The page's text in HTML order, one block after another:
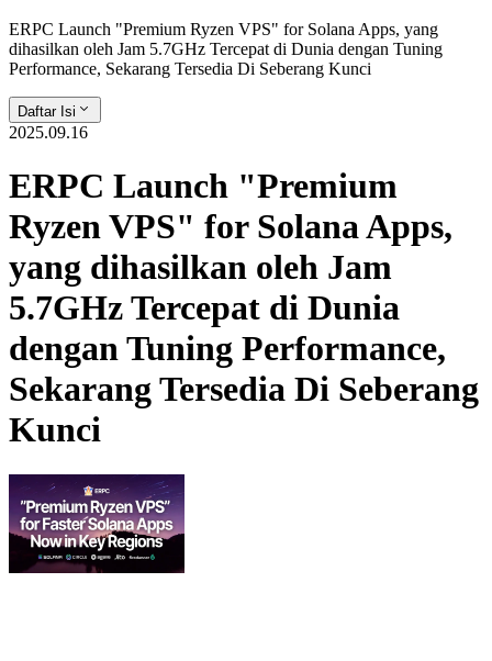
ERPC Launch "Premium Ryzen VPS" for Solana Apps, yang
dihasilkan oleh Jam 5.7GHz Tercepat di Dunia dengan Tuning
Performance, Sekarang Tersedia Di Seberang Kunci
Daftar Isi
2025.09.16
ERPC Launch "Premium
Ryzen VPS" for Solana Apps,
yang dihasilkan oleh Jam
5.7GHz Tercepat di Dunia
dengan Tuning Performance,
Sekarang Tersedia Di Seberang
Kunci